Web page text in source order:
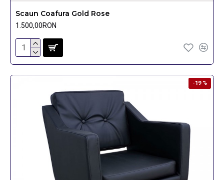
Scaun Coafura Gold Rose
1.500,00RON
-19 %